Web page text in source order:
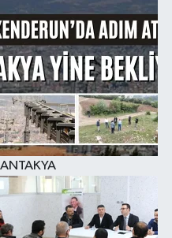
ANTAKYA